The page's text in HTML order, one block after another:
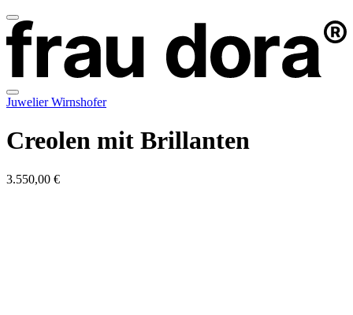
Juwelier Wirnshofer
Creolen mit Brillanten
3.550,00 €